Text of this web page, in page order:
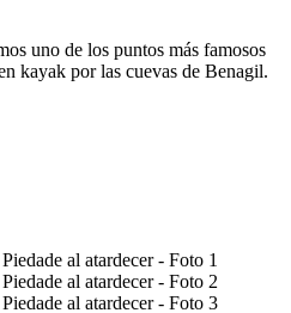
uno de los puntos más famosos
kayak por las cuevas de Benagil.